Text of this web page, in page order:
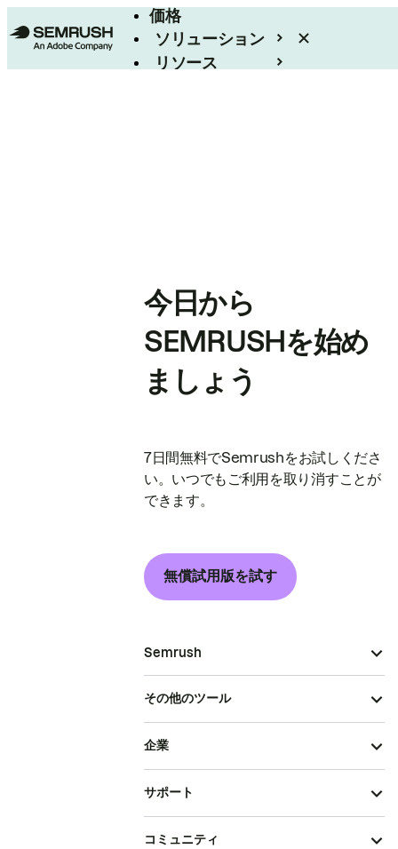
価格
ソリューション
リソース
今日から
SEMRUSHを始め
ましょう
7日間無料でSemrushをお試しくださ
い。いつでもご利用を取り消すことが
できます。
無償試用版を試す
Semrush
その他のツール
企業
サポート
コミュニティ